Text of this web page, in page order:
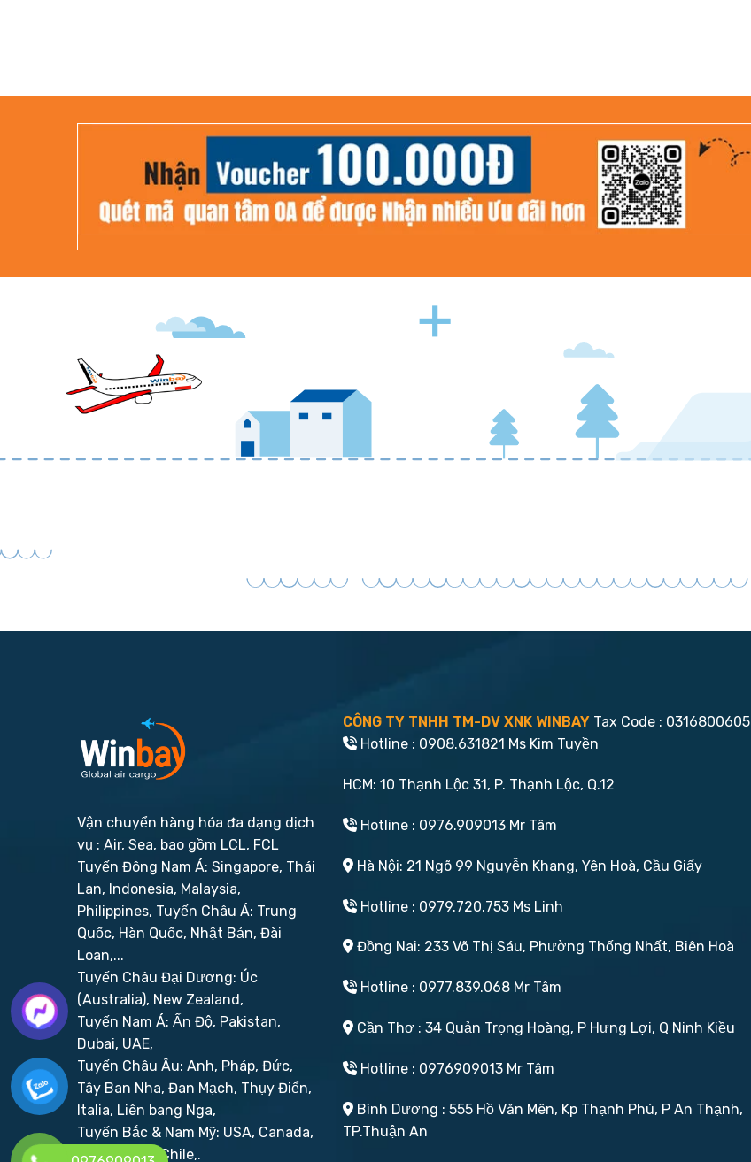
Vận chuyển hàng hóa đa dạng dịch
vụ : Air, Sea, bao gồm LCL, FCL
Tuyến Đông Nam Á: Singapore, Thái
Lan, Indonesia, Malaysia,
Philippines, Tuyến Châu Á: Trung
Quốc, Hàn Quốc, Nhật Bản, Đài
Loan,...
Tuyến Châu Đại Dương: Úc
(Australia), New Zealand,
Tuyến Nam Á: Ấn Độ, Pakistan,
Dubai, UAE,
Tuyến Châu Âu: Anh, Pháp, Đức,
Tây Ban Nha, Đan Mạch, Thụy Điển,
Italia, Liên bang Nga,
Tuyến Bắc & Nam Mỹ: USA, Canada,
Brazil, Peru, Chile,.
CÔNG TY TNHH TM-DV XNK WINBAY Tax Code : 0316800605
Hotline : 0908.631821 Ms Kim Tuyền
HCM: 10 Thạnh Lộc 31, P. Thạnh Lộc, Q.12
Hotline : 0976.909013 Mr Tâm
Hà Nội: 21 Ngõ 99 Nguyễn Khang, Yên Hoà, Cầu Giấy
Hotline : 0979.720.753 Ms Linh
Đồng Nai: 233 Võ Thị Sáu, Phường Thống Nhất, Biên Hoà
Hotline : 0977.839.068 Mr Tâm
Cần Thơ : 34 Quản Trọng Hoàng, P Hưng Lợi, Q Ninh Kiều
Hotline : 0976909013 Mr Tâm
Bình Dương : 555 Hồ Văn Mên, Kp Thạnh Phú, P An Thạnh,
TP.Thuận An